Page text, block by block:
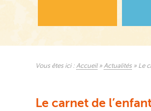
Vous êtes ici : Accueil» Actualités » Le
Le carnet de